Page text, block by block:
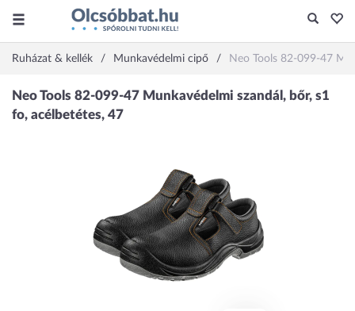
Ruházat & kellék Munkavédelmi cipő Neo Tools 82-099-47